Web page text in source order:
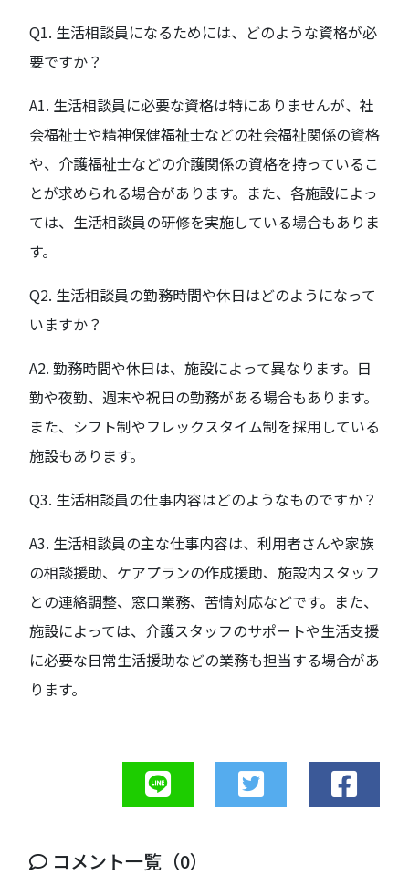
Q1. 生活相談員になるためには、どのような資格が必
要ですか？
A1. 生活相談員に必要な資格は特にありませんが、社
会福祉士や精神保健福祉士などの社会福祉関係の資格
や、介護福祉士などの介護関係の資格を持っているこ
とが求められる場合があります。また、各施設によっ
ては、生活相談員の研修を実施している場合もありま
す。
Q2. 生活相談員の勤務時間や休日はどのようになって
いますか？
A2. 勤務時間や休日は、施設によって異なります。日
勤や夜勤、週末や祝日の勤務がある場合もあります。
また、シフト制やフレックスタイム制を採用している
施設もあります。
Q3. 生活相談員の仕事内容はどのようなものですか？
A3. 生活相談員の主な仕事内容は、利用者さんや家族
の相談援助、ケアプランの作成援助、施設内スタッフ
との連絡調整、窓口業務、苦情対応などです。また、
施設によっては、介護スタッフのサポートや生活支援
に必要な日常生活援助などの業務も担当する場合があ
ります。
コメント一覧（0）